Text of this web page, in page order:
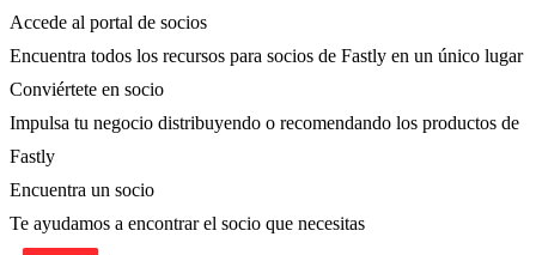
Accede al portal de socios
Encuentra todos los recursos para socios de Fastly en un único lugar
Conviértete en socio
Impulsa tu negocio distribuyendo o recomendando los productos de
Fastly
Encuentra un socio
Te ayudamos a encontrar el socio que necesitas